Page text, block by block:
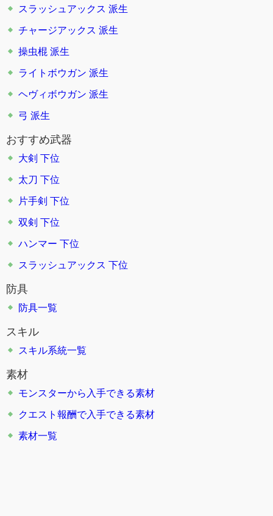
スラッシュアックス 派生
チャージアックス 派生
操虫棍 派生
ライトボウガン 派生
ヘヴィボウガン 派生
弓 派生
おすすめ武器
大剣 下位
太刀 下位
片手剣 下位
双剣 下位
ハンマー 下位
スラッシュアックス 下位
防具
防具一覧
スキル
スキル系統一覧
素材
モンスターから入手できる素材
クエスト報酬で入手できる素材
素材一覧